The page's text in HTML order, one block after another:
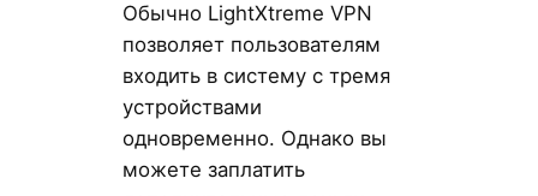
Обычно LightXtreme VPN
позволяет пользователям
входить в систему с тремя
устройствами
одновременно. Однако вы
можете заплатить